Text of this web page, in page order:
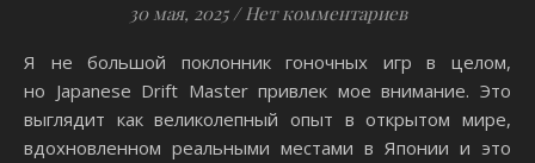
30 мая, 2025 / Нет комментариев
Я не большой поклонник гоночных игр в целом,
но Japanese Drift Master привлек мое внимание. Это
выглядит как великолепный опыт в открытом мире,
вдохновленном реальными местами в Японии и это